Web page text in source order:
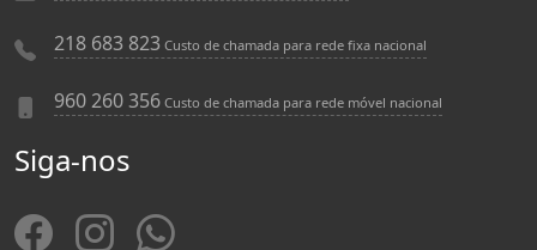
218 683 823 Custo de chamada para rede fixa nacional
960 260 356 Custo de chamada para rede móvel nacional
Siga-nos